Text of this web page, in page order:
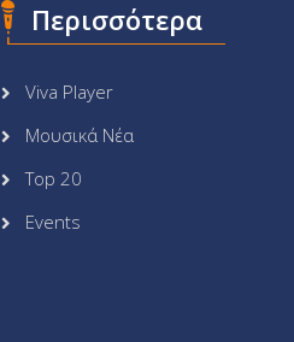
Περισσότερα
Viva Player
Μουσικά Νέα
Top 20
Events